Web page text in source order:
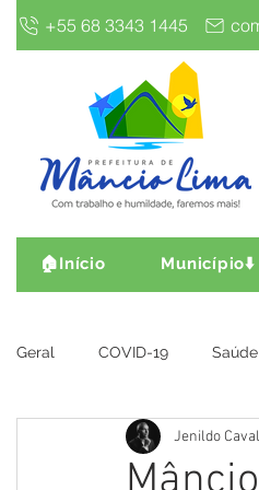
+55 68 3343 1445
🏠Início Município⬇️
Geral COVID-19
Gestão e FinançasJenildo